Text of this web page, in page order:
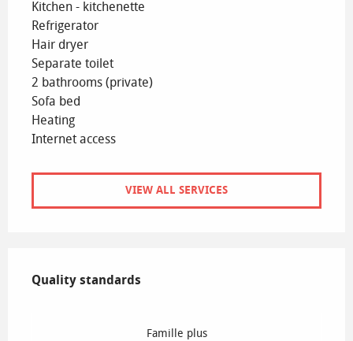
Kitchen - kitchenette
Refrigerator
Hair dryer
Separate toilet
2 bathrooms (private)
Sofa bed
Heating
Internet access
VIEW ALL SERVICES
Quality standards
Quality standards
Famille plus